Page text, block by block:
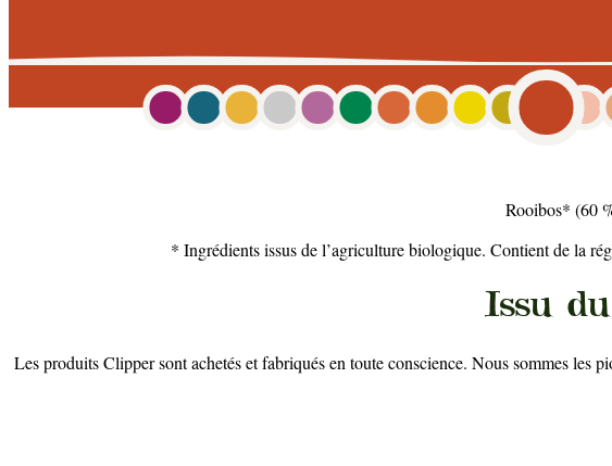
Rooibos* (60
* Ingrédients issus de l’agriculture biologique. Contient de la
Issu
Les produits Clipper sont achetés et fabriqués en toute conscience. Nous sommes les